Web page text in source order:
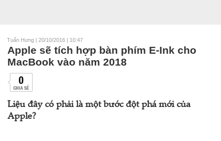
Tuấn Hưng | 20/10/2016 | 10:47
Apple sẽ tích hợp bàn phím E-Ink cho
MacBook vào năm 2018
0
CHIA SẺ
Liệu đây có phải là một bước đột phá mới của
Apple?